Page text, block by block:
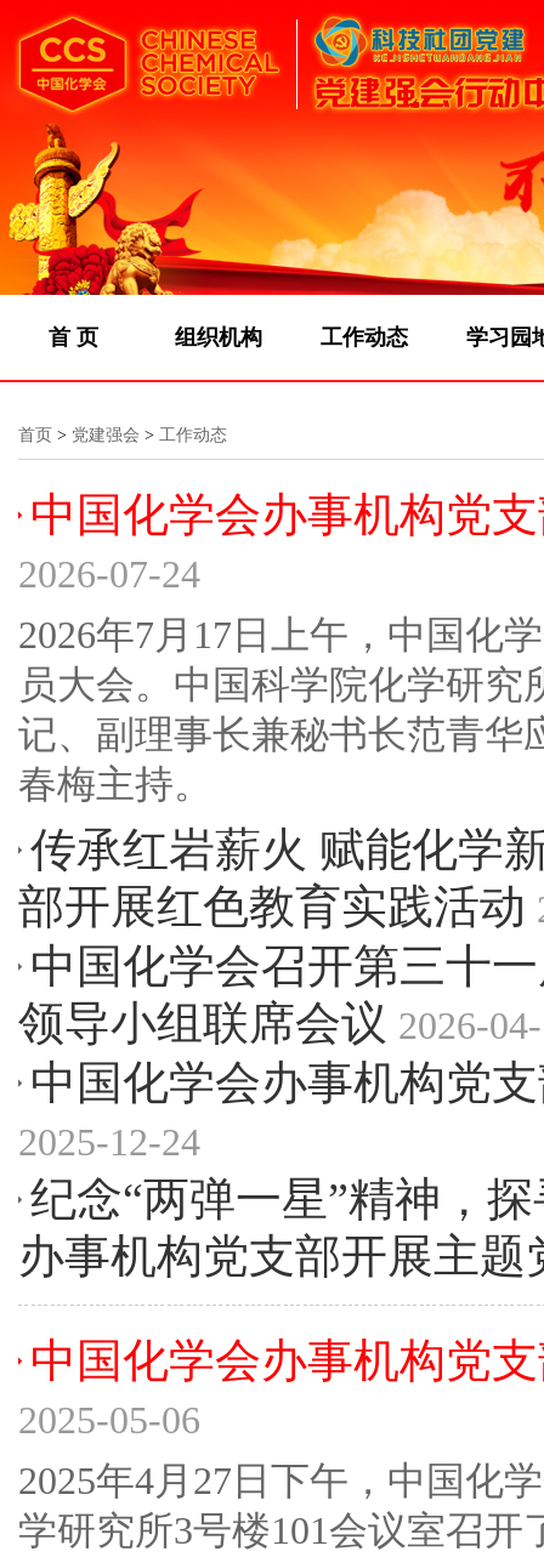
首 页 组织机构 工作动态 学习园
首页 > 党建强会 > 工作动态
中国化学会办事机构党
2026-07-24
2026年7月17日上午，中国化
员大会。中国科学院化学研
记、副理事长兼秘书长范青华
春梅主持。
传承红岩薪火 赋能化学
部开展红色教育实践活动
中国化学会召开第三十
领导小组联席会议 2026-
中国化学会办事机构党
2025-12-24
纪念“两弹一星”精神，
办事机构党支部开展主题
中国化学会办事机构党
2025-05-06
2025年4月27日下午，中国化
学研究所3号楼101会议室召